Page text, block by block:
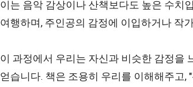
이는 음악 감상이나 산책보다도 높은 수치
여행하며, 주인공의 감정에 이입하거나 작
이 과정에서 우리는 자신과 비슷한 감정을
얻습니다. 책은 조용히 우리를 이해해주고,